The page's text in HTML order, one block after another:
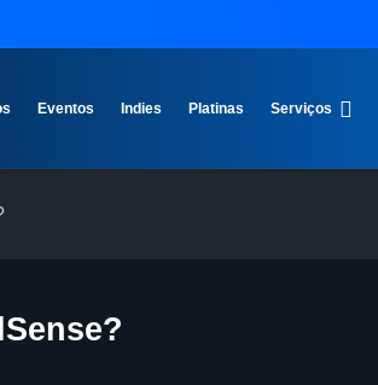
Eventos Indies Platinas Serviços